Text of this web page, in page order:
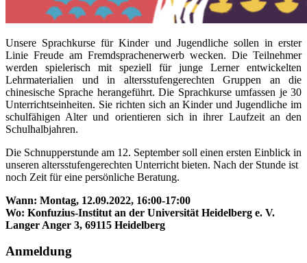
Unsere Sprachkurse für Kinder und Jugendliche sollen in erster
Linie Freude am Fremdsprachenerwerb wecken. Die Teilnehmer
werden spielerisch mit speziell für junge Lerner entwickelten
Lehrmaterialien und in altersstufengerechten Gruppen an die
chinesische Sprache herangeführt. Die Sprachkurse umfassen je 30
Unterrichtseinheiten. Sie richten sich an Kinder und Jugendliche im
schulfähigen Alter und orientieren sich in ihrer Laufzeit an den
Schulhalbjahren.
Die Schnupperstunde am 12. September soll einen ersten Einblick in
unseren altersstufengerechten Unterricht bieten. Nach der Stunde ist
noch Zeit für eine persönliche Beratung.
Wann: Montag, 12.09.2022, 16:00-17:00
Wo: Konfuzius-Institut an der Universität Heidelberg e. V.
Langer Anger 3, 69115 Heidelberg
Anmeldung